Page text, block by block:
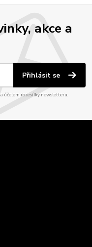
akce a
Přihlásit se
účelem rozesílky newsletteru.